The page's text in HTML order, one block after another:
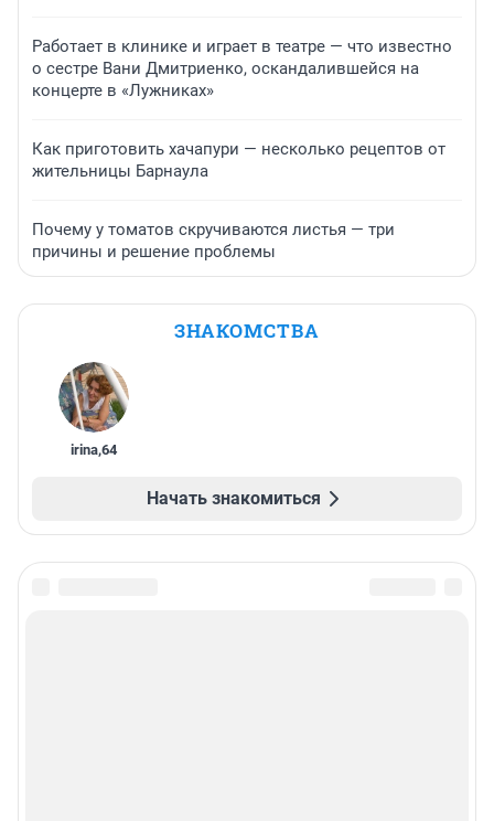
Работает в клинике и играет в театре — что известно
о сестре Вани Дмитриенко, оскандалившейся на
концерте в «Лужниках»
Как приготовить хачапури — несколько рецептов от
жительницы Барнаула
Почему у томатов скручиваются листья — три
причины и решение проблемы
ЗНАКОМСТВА
irina,64
Начать знакомиться